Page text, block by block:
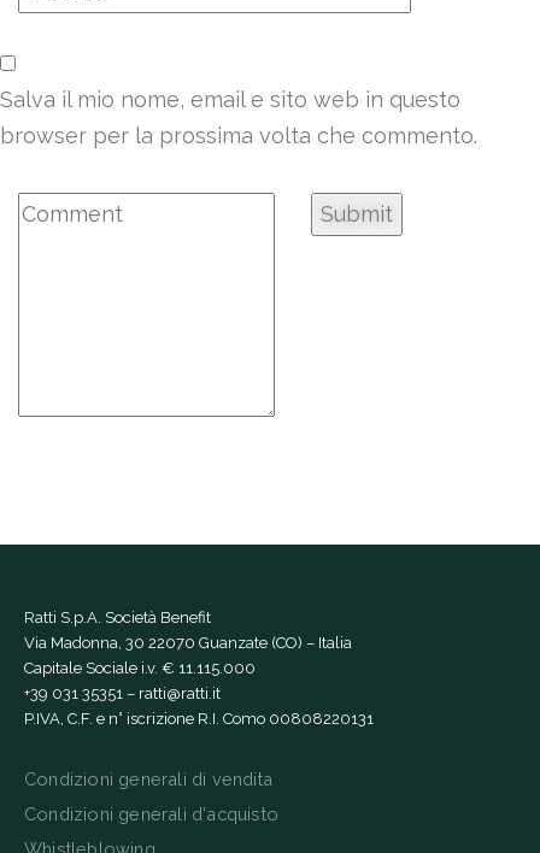
Salva il mio nome, email e sito web in questo
browser per la prossima volta che commento.
Ratti S.p.A. Società Benefit
Via Madonna, 30 22070 Guanzate (CO) – Italia
Capitale Sociale i.v. € 11.115.000
+39 031 35351 – ratti@ratti.it
P.IVA, C.F. e n° iscrizione R.I. Como 00808220131
Condizioni generali di vendita
Condizioni generali d'acquisto